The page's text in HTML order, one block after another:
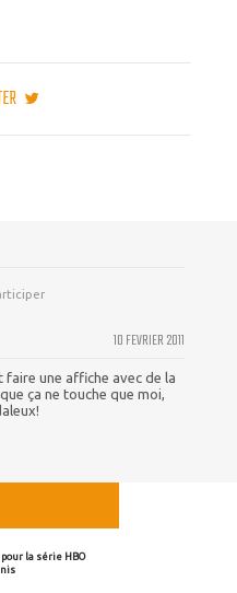
10 FEVRIER 2011
une affiche avec de la
ça ne touche que moi,
la série HBO